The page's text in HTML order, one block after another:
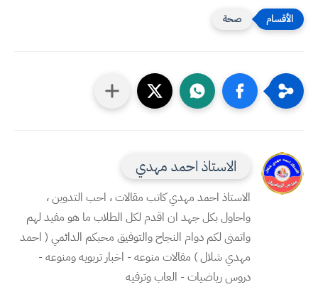
صحة
الاستاذ احمد مهدي
الاستاذ احمد مهدي كاتب مقالات ، احب التدوين ،
واحاول بكل جهد ان اقدم لكل الطلاب ما هو مفيد لهم
واتمنى لكم دوام النجاح والتوفيق محبكم الدائمي ( احمد
مهدي شلال ) مقالات منوعه - اخبار تربويه ومنوعه -
دروس رياضيات - العاب وترفيه